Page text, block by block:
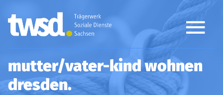
mutter/vater-kind wohnen
dresden